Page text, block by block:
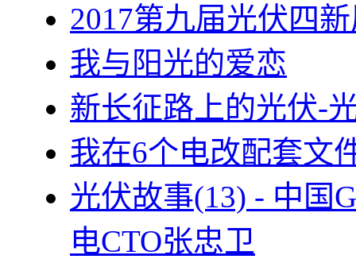
2017第九届光伏四
我与阳光的爱恋
新长征路上的光伏-
我在6个电改配套文
光伏故事(13) - 中国
电CTO张忠卫